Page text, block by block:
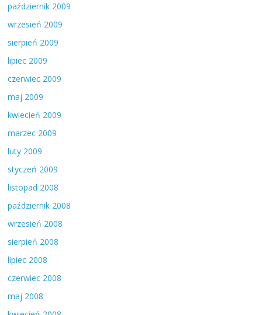
październik 2009
wrzesień 2009
sierpień 2009
lipiec 2009
czerwiec 2009
maj 2009
kwiecień 2009
marzec 2009
luty 2009
styczeń 2009
listopad 2008
październik 2008
wrzesień 2008
sierpień 2008
lipiec 2008
czerwiec 2008
maj 2008